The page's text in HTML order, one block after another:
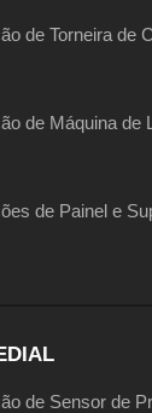
de Torneira de
de Máquina de
de Painel e
de Sensor de